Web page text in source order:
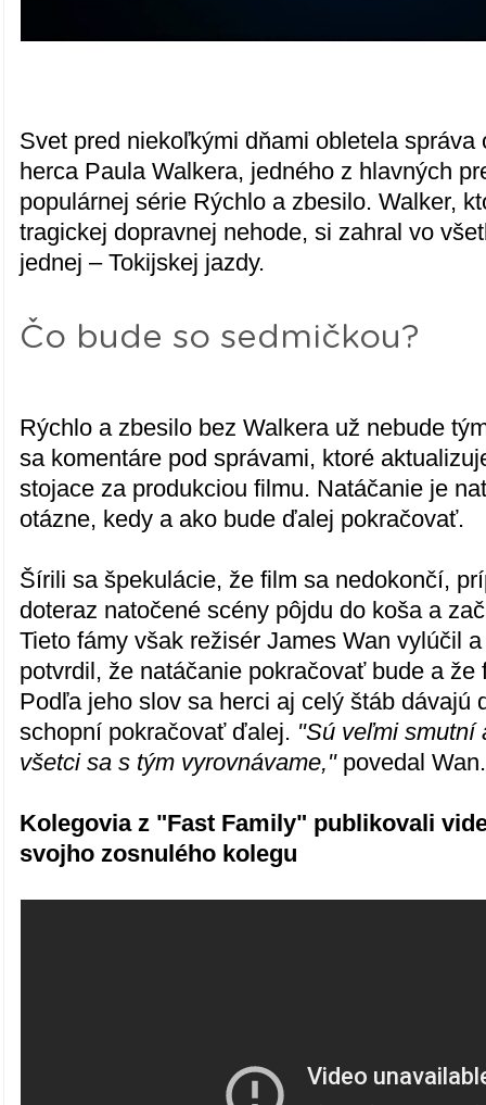
Svet pred niekoľkými dňami obletela správa
herca Paula Walkera, jedného z hlavných
populárnej série Rýchlo a zbesilo. Walker,
tragickej dopravnej nehode, si zahral vo
jednej – Tokijskej jazdy.
Čo bude so sedmičkou?
Rýchlo a zbesilo bez Walkera už nebude
sa komentáre pod správami, ktoré
stojace za produkciou filmu. Natáčanie je
otázne, kedy a ako bude ďalej pokračovať.
Šírili sa špekulácie, že film sa nedokončí,
doteraz natočené scény pôjdu do koša a
Tieto fámy však režisér James Wan vylúčil
potvrdil, že natáčanie pokračovať bude a že
Podľa jeho slov sa herci aj celý štáb dávajú
schopní pokračovať ďalej. "Sú veľmi smutní
všetci sa s tým vyrovnávame,"povedal Wan.
Kolegovia z "Fast Family" publikovali
svojho zosnulého kolegu